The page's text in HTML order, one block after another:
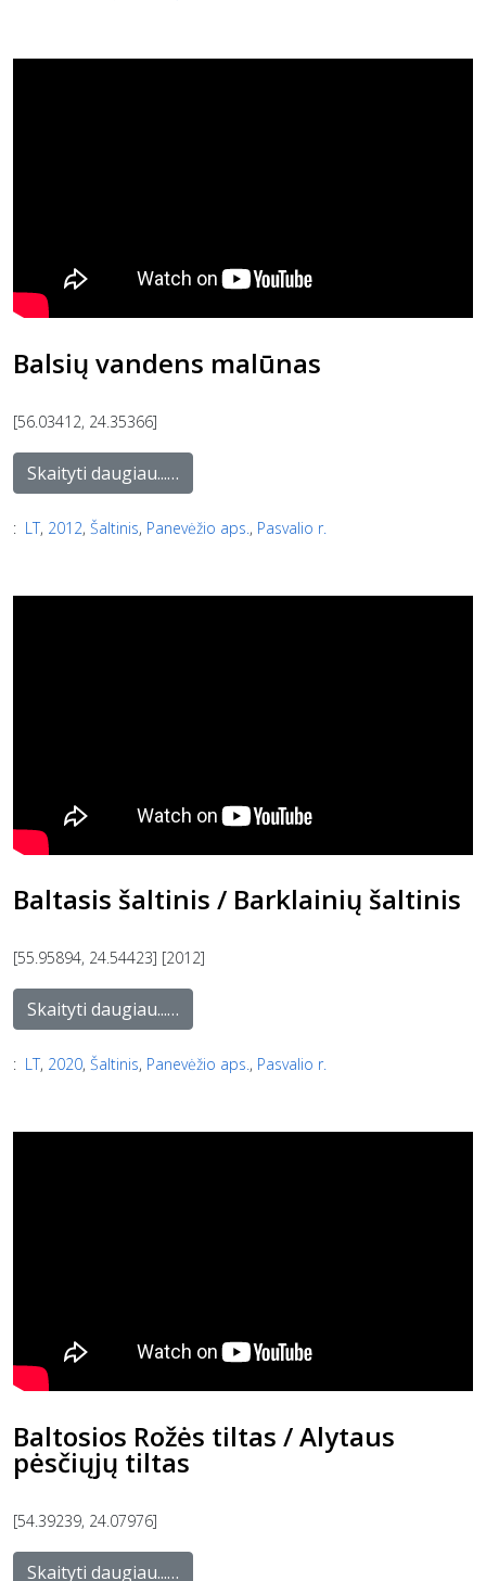
Balsių vandens malūnas
[56.03412, 24.35366]
Skaityti daugiau...…
: LT, 2012, Šaltinis, Panevėžio aps. , Pasvalio r.
Baltasis šaltinis / Barklainių šaltinis
[55.95894, 24.54423] [2012]
Skaityti daugiau...…
: LT, 2020, Šaltinis, Panevėžio aps., Pasvalio r.
Baltosios Rožės tiltas / Alytaus
pėsčiųjų tiltas
[54.39239, 24.07976]
Skaityti daugiau...…